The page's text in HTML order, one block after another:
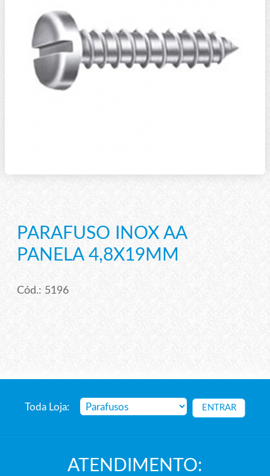
PARAFUSO INOX AA
PANELA 4,8X19MM
Cód.: 5196
Toda Loja:
ATENDIMENTO: